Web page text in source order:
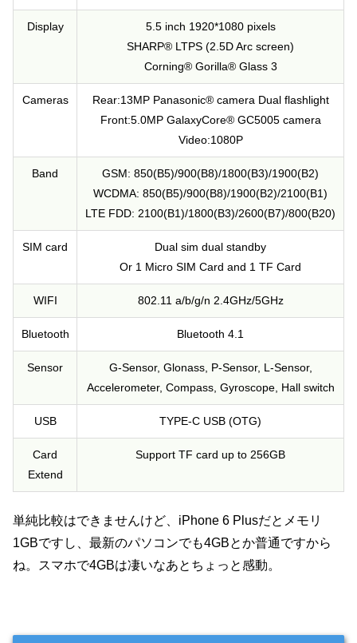
Display
5.5 inch 1920*1080 pixels
SHARP® LTPS (2.5D Arc screen)
Corning® Gorilla® Glass 3
Cameras
Rear:13MP Panasonic® camera Dual flashlight
Front:5.0MP GalaxyCore® GC5005 camera
Video:1080P
Band
GSM: 850(B5)/900(B8)/1800(B3)/1900(B2)
WCDMA: 850(B5)/900(B8)/1900(B2)/2100(B1)
LTE FDD: 2100(B1)/1800(B3)/2600(B7)/800(B20)
SIM card
Dual sim dual standby
Or 1 Micro SIM Card and 1 TF Card
WIFI 802.11 a/b/g/n 2.4GHz/5GHz
Bluetooth Bluetooth 4.1
Sensor
G-Sensor, Glonass, P-Sensor, L-Sensor,
Accelerometer, Compass, Gyroscope, Hall switch
USB TYPE-C USB (OTG)
Card
Extend
Support TF card up to 256GB
単純比較はできませんけど、iPhone 6 Plusだとメモリ
1GBですし、最新のパソコンでも4GBとか普通ですから
ね。スマホで4GBは凄いなあとちょっと感動。